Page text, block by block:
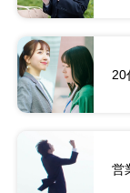
20
営